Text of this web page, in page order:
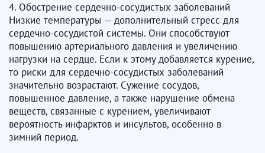
4. Обострение сердечно-сосудистых заболеваний
Низкие температуры — дополнительный стресс для
сердечно-сосудистой системы. Они способствуют
повышению артериального давления и увеличению
нагрузки на сердце. Если к этому добавляется курение,
то риски для сердечно-сосудистых заболеваний
значительно возрастают. Сужение сосудов,
повышенное давление, а также нарушение обмена
веществ, связанные с курением, увеличивают
вероятность инфарктов и инсультов, особенно в
зимний период.